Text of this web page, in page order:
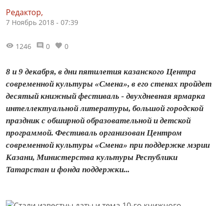
Редактор,
7 Ноябрь 2018 - 07:39
1246 0 0
8 и 9 декабря, в дни пятилетия казанского Центра
современной культуры «Смена», в его стенах пройдет
десятый книжный фестиваль - двухдневная ярмарка
интеллектуальной литературы, большой городской
праздник с обширной образовательной и детской
программой. Фестиваль организован Центром
современной культуры «Смена» при поддержке мэрии
Казани, Министерства культуры Республики
Татарстан и фонда поддержки...